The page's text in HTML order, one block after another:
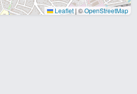
Leaflet | ©OpenStreetMap